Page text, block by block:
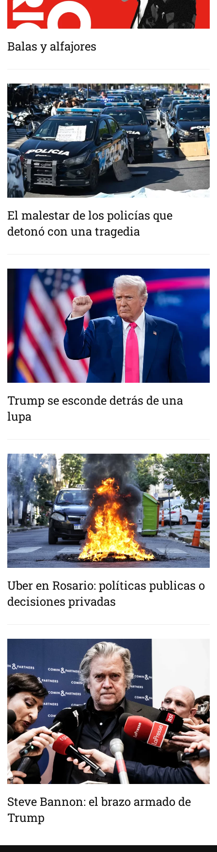
Balas y alfajores
El malestar de los policías que
detonó con una tragedia
Trump se esconde detrás de una
lupa
Uber en Rosario: políticas publicas o
decisiones privadas
Steve Bannon: el brazo armado de
Trump